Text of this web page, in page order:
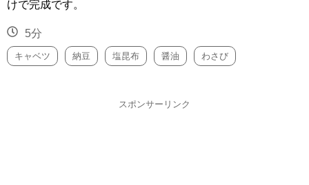
けで完成です。
5分
キャベツ 納豆 塩昆布 醤油 わさび
スポンサーリンク